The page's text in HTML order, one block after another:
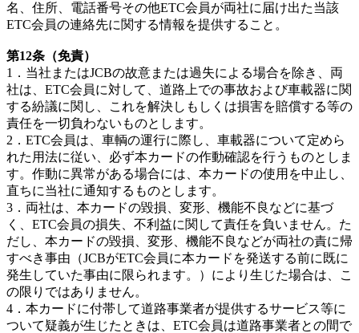
名、住所、電話番号その他ETC会員が両社に届け出た当該
ETC会員の連絡先に関する情報を提供すること。
第12条（免責）
1．当社またはJCBの故意または過失による場合を除き、両
社は、ETC会員に対して、道路上での事故および車載器に関
する紛議に関し、これを解決しもしくは損害を賠償する等の
責任を一切負わないものとします。
2．ETC会員は、車輌の運行に際し、車載器について定めら
れた用法に従い、必ず本カードの作動確認を行うものとしま
す。作動に異常がある場合には、本カードの使用を中止し、
直ちに当社に通知するものとします。
3．両社は、本カードの毀損、変形、機能不良などに基づ
く、ETC会員の損失、不利益に関して責任を負いません。た
だし、本カードの毀損、変形、機能不良などが両社の責に帰
すべき事由（JCBがETC会員に本カードを発送する前に既に
発生していた事由に限られます。）により生じた場合は、こ
の限りではありません。
4．本カードに付帯して道路事業者が提供するサービス等に
ついて疑義が生じたときは、ETC会員は道路事業者との間で